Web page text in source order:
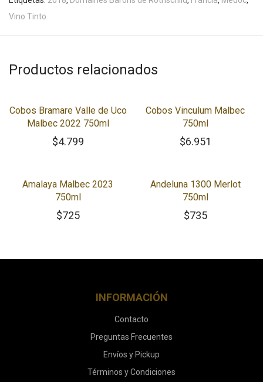
Vino Tinto
Productos relacionados
Cobos Bramare Valle de Uco
Malbec 2022 750ml
$4.799
Cobos Vinculum Malbec
750ml
$6.951
Amalaya Malbec 2023
750ml
$725
Andeluna 1300 Merlot
750ml
$735
INFORMACIÓN
Contacto
Preguntas Frecuentes
Envíos y Pickup
Términos y Condiciones